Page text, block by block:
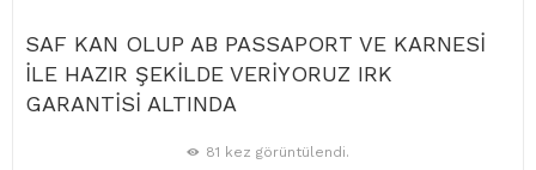
SAF KAN OLUP AB PASSAPORT VE KARNESİ
İLE HAZIR ŞEKİLDE VERİYORUZ IRK
GARANTİSİ ALTINDA
81 kez görüntülendi.